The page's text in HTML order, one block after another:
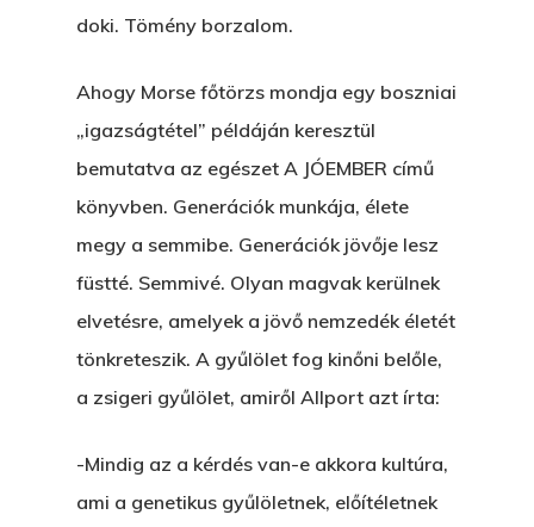
doki. Tömény borzalom.
Ahogy Morse főtörzs mondja egy boszniai
„igazságtétel” példáján keresztül
bemutatva az egészet A JÓEMBER című
könyvben. Generációk munkája, élete
megy a semmibe. Generációk jövője lesz
füstté. Semmivé. Olyan magvak kerülnek
elvetésre, amelyek a jövő nemzedék életét
tönkreteszik. A gyűlölet fog kinőni belőle,
a zsigeri gyűlölet, amiről Allport azt írta:
-Mindig az a kérdés van-e akkora kultúra,
ami a genetikus gyűlöletnek, előítéletnek